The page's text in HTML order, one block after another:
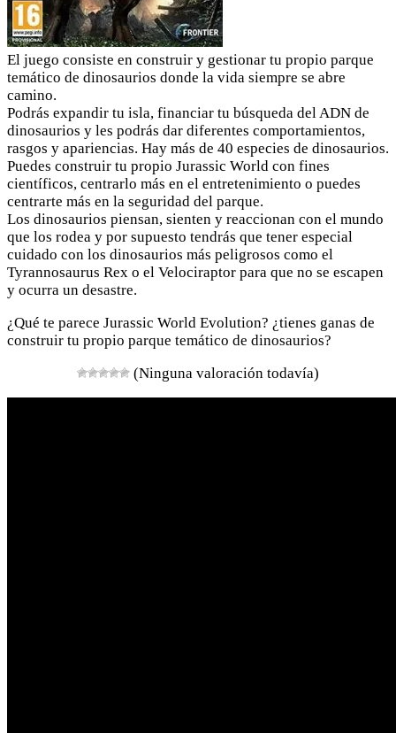
El juego consiste en construir y gestionar tu propio parque
temático de dinosaurios donde la vida siempre se abre
camino.
Podrás expandir tu isla, financiar tu búsqueda del ADN de
dinosaurios y les podrás dar diferentes comportamientos,
rasgos y apariencias. Hay más de 40 especies de dinosaurios.
Puedes construir tu propio Jurassic World con fines
científicos, centrarlo más en el entretenimiento o puedes
centrarte más en la seguridad del parque.
Los dinosaurios piensan, sienten y reaccionan con el mundo
que los rodea y por supuesto tendrás que tener especial
cuidado con los dinosaurios más peligrosos como el
Tyrannosaurus Rex o el Velociraptor para que no se escapen
y ocurra un desastre.
¿Qué te parece Jurassic World Evolution? ¿tienes ganas de
construir tu propio parque temático de dinosaurios?
(Ninguna valoración todavía)